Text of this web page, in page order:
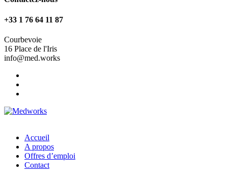
+33 1 76 64 11 87
Courbevoie
16 Place de l'Iris
info@med.works
Accueil
A propos
Offres d’emploi
Contact